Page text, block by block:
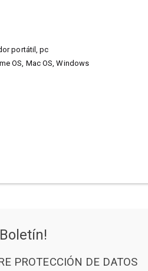
portátil, pc
OS, Mac OS, Windows
PROTECCIÓN DE DATOS